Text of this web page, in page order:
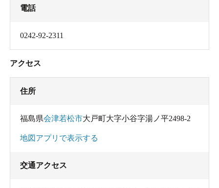
電話
0242-92-2311
アクセス
住所
福島県会津若松市大戸町大字小谷字湯ノ平2498-2
地図アプリで表示する
交通アクセス